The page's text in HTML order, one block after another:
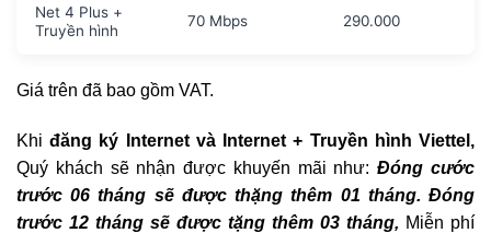
Net 4 Plus +
Truyền hình
70 Mbps 290.000
Giá trên đã bao gồm VAT.
Khiđăng ký Internet và Internet + Truyền hình Viettel,
Quý khách sẽ nhận được khuyến mãi như:Đóng cước
trước 06 tháng sẽ được thặng thêm 01 tháng. Đóng
trước 12 tháng sẽ được tặng thêm 03 tháng, Miễn phí